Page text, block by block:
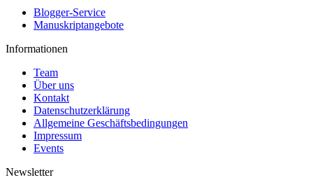
Blogger-Service
Manuskriptangebote
Informationen
Team
Über uns
Kontakt
Datenschutzerklärung
Allgemeine Geschäftsbedingungen
Impressum
Events
Newsletter